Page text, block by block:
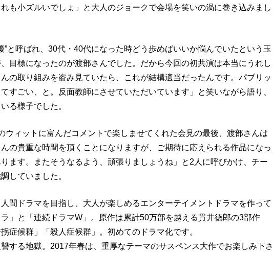
も小ズルいでしょ」と大人のジョークで会場を笑いの渦に巻き込みまし
”と呼ばれ、30代・40代になった時どう歩めばいいか悩んでいたという玉
目標になったのが渡部さんでした。だから今回の初共演は本当にうれし
の取り組みを盗み見ていたら、これが結構適当だったんです。パブリッ
すごい、と。反面教師にさせていただいています」と笑いながら語り、
る様子でした。
ウィットに富んだコメントで楽しませてくれた会見の最後、渡部さんは
んの貴重な時間を頂くことになりますが、ご期待に応えられる作品になっ
ます。またそうなるよう、頑張りましょうね」と2人に呼びかけ、チー
していました。
間ドラマを目指し、大人が楽しめるエンターテイメントドラマを作って
」と「連続ドラマW」。原作は累計50万部を越える貫井徳郎の3部作
症候群」「殺人症候群」。初めてのドラマ化です。
する地獄。2017年春は、重厚なテーマのサスペンス大作でお楽しみ下さ